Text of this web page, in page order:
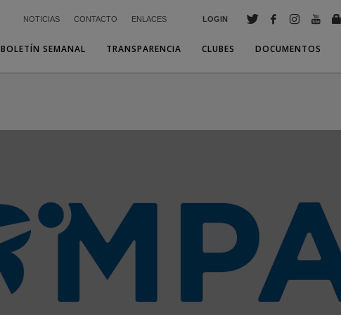
NOTICIAS CONTACTO ENLACES LOGIN
BOLETÍN SEMANAL TRANSPARENCIA CLUBES DOCUMENTOS